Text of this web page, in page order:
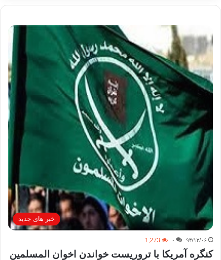
خبر های جدید
۹۴/۱۲/۰۶ ۰ 1,273
کنگره آمریکا با تروریست خواندن اخوان المسلمین